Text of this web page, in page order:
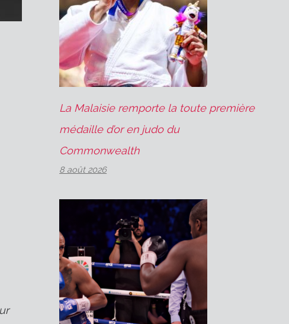
La Malaisie remporte la toute première
médaille d’or en judo du
Commonwealth
8 août 2026